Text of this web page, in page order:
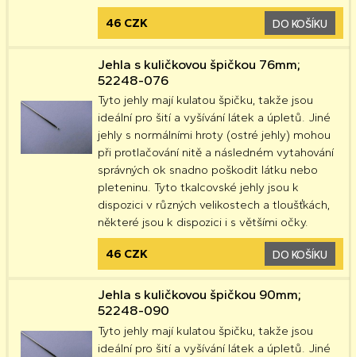
46 CZK DO KOŠÍKU
Jehla s kuličkovou špičkou 76mm;
52248-076
Tyto jehly mají kulatou špičku, takže jsou
ideální pro šití a vyšívání látek a úpletů. Jiné
jehly s normálními hroty (ostré jehly) mohou
při protlačování nitě a následném vytahování
správných ok snadno poškodit látku nebo
pleteninu. Tyto tkalcovské jehly jsou k
dispozici v různých velikostech a tloušťkách,
některé jsou k dispozici i s většími očky.
46 CZK DO KOŠÍKU
Jehla s kuličkovou špičkou 90mm;
52248-090
Tyto jehly mají kulatou špičku, takže jsou
ideální pro šití a vyšívání látek a úpletů. Jiné